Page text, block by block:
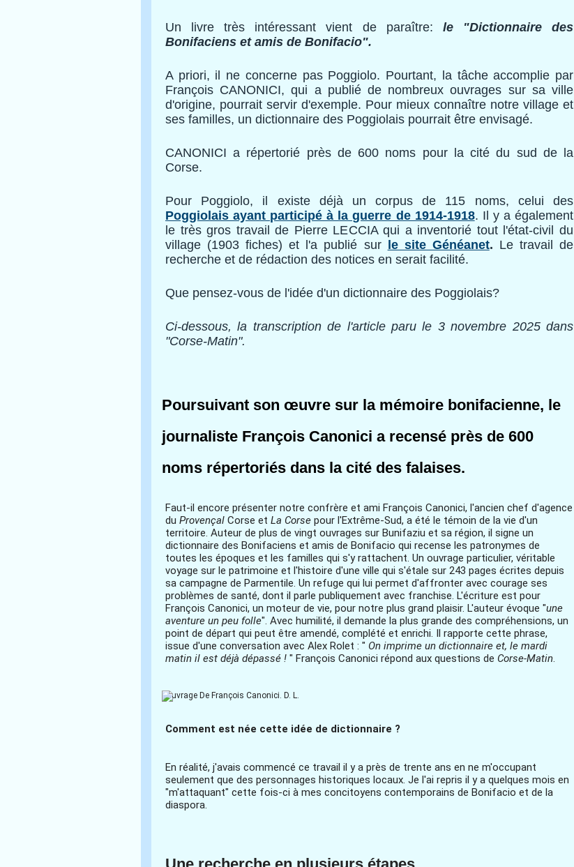
Un livre très intéressant vient de paraître: le "Dictionnaire des
Bonifaciens et amis de Bonifacio".
A priori, il ne concerne pas Poggiolo. Pourtant, la tâche accomplie par
François CANONICI, qui a publié de nombreux ouvrages sur sa ville
d'origine, pourrait servir d'exemple. Pour mieux connaître notre village et
ses familles, un dictionnaire des Poggiolais pourrait être envisagé.
CANONICI a répertorié près de 600 noms pour la cité du sud de la
Corse.
Pour Poggiolo, il existe déjà un corpus de 115 noms, celui des
Poggiolais ayant participé à la guerre de 1914-1918. Il y a également
le très gros travail de Pierre LECCIA qui a inventorié tout l'état-civil du
village (1903 fiches) et l'a publié sur
le site Généanet. Le travail de
recherche et de rédaction des notices en serait facilité.
Que pensez-vous de l'idée d'un dictionnaire des Poggiolais?
Ci-dessous, la transcription de l'article paru le 3 novembre 2025 dans
"Corse-Matin".
Poursuivant son œuvre sur la mémoire bonifacienne, le
journaliste François Canonici a recensé près de 600
noms répertoriés dans la cité des falaises.
Faut-il encore présenter notre confrère et ami François Canonici, l'ancien chef d'agence
du Provençal Corse et La Corse pour l'Extrême-Sud, a été le témoin de la vie d'un
territoire. Auteur de plus de vingt ouvrages sur Bunifaziu et sa région, il signe un
dictionnaire des Bonifaciens et amis de Bonifacio qui recense les patronymes de
toutes les époques et les familles qui s'y rattachent. Un ouvrage particulier, véritable
voyage sur le patrimoine et l'histoire d'une ville qui s'étale sur 243 pages écrites depuis
sa campagne de Parmentile. Un refuge qui lui permet d'affronter avec courage ses
problèmes de santé, dont il parle publiquement avec franchise. L'écriture est pour
François Canonici, un moteur de vie, pour notre plus grand plaisir. L'auteur évoque "une
aventure un peu folle". Avec humilité, il demande la plus grande des compréhensions, un
point de départ qui peut être amendé, complété et enrichi. Il rapporte cette phrase,
issue d'une conversation avec Alex Rolet : " On imprime un dictionnaire et, le mardi
matin il est déjà dépassé ! " François Canonici répond aux questions de Corse-Matin.
L'ouvrage De François Canonici. D. L.
Comment est née cette idée de dictionnaire ?
En réalité, j'avais commencé ce travail il y a près de trente ans en ne m'occupant
seulement que des personnages historiques locaux. Je l'ai repris il y a quelques mois en
"m'attaquant" cette fois-ci à mes concitoyens contemporains de Bonifacio et de la
diaspora.